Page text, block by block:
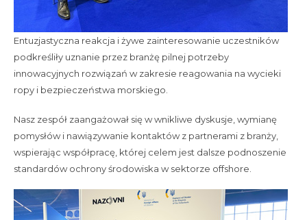
Entuzjastyczna reakcja i żywe zainteresowanie uczestników
podkreśliły uznanie przez branżę pilnej potrzeby
innowacyjnych rozwiązań w zakresie reagowania na wycieki
ropy i bezpieczeństwa morskiego.
Nasz zespół zaangażował się w wnikliwe dyskusje, wymianę
pomysłów i nawiązywanie kontaktów z partnerami z branży,
wspierając współpracę, której celem jest dalsze podnoszenie
standardów ochrony środowiska w sektorze offshore.